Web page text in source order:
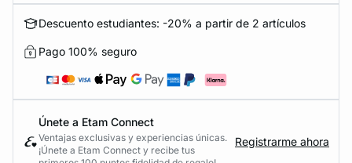
Descuento estudiantes: -20% a partir de 2 artículos
Pago 100% seguro
Únete a Etam Connect
Ventajas exclusivas y experiencias únicas.
¡Únete a Etam Connect y recibe tus
Registrarme ahora